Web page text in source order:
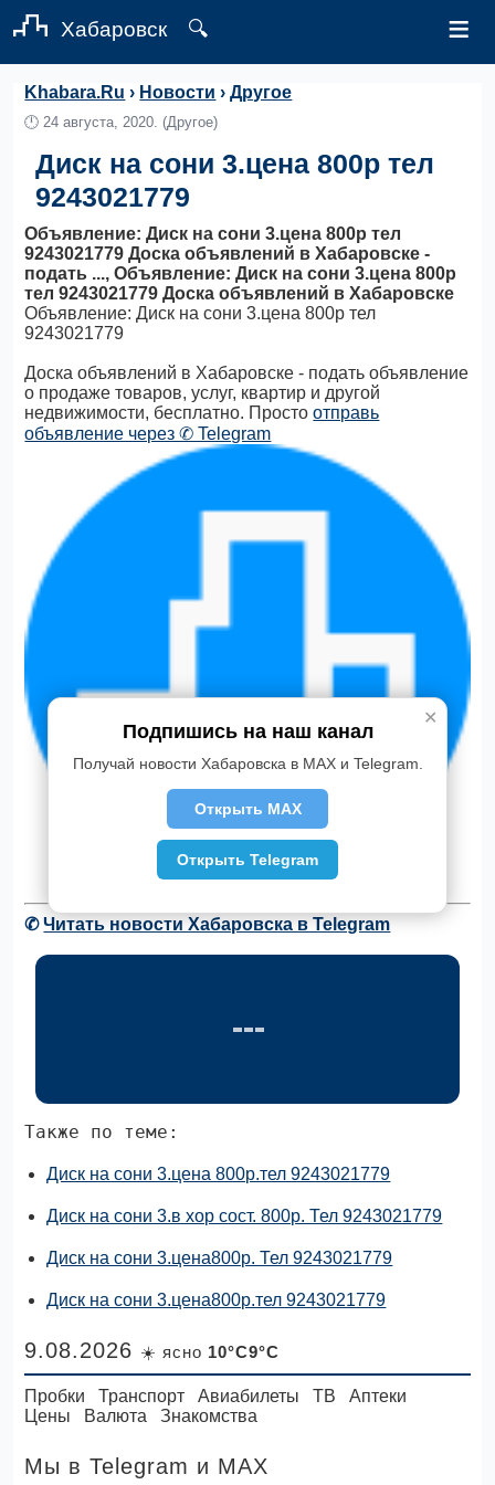
Хабаровск 🔍 ≡
Khabara.Ru › Новости ›Другое
🕛24 августа, 2020. (Другое)
Диск на сони 3.цена 800р тел
9243021779
Объявление: Диск на сони 3.цена 800р тел
9243021779 Доска объявлений в Хабаровске -
подать ..., Объявление: Диск на сони 3.цена 800р
тел 9243021779 Доска объявлений в Хабаровске
Объявление: Диск на сони 3.цена 800р тел
9243021779
Доска объявлений в Хабаровске - подать объявление
о продаже товаров, услуг, квартир и другой
недвижимости, бесплатно. Простоотправь
объявление через ✆ Telegram
✆Читать новости Хабаровска в Telegram
Также по теме:
Диск на сони 3.цена 800р.тел 9243021779
Диск на сони 3.в хор сост. 800р. Тел 9243021779
Диск на сони 3.цена800р. Тел 9243021779
Диск на сони 3.цена800р.тел 9243021779
✕
Подпишись на наш канал
Получай новости Хабаровска в MAX и Telegram.
Открыть MAX
Открыть Telegram
9.08.2026 ☀️ ясно 10°C9°C
Пробки Транспорт Авиабилеты ТВ
Аптеки
Цены
Валюта Знакомства
Мы в Telegram и MAX